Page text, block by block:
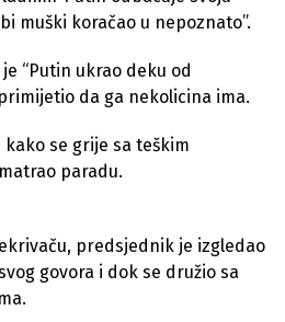
muški koračao u nepoznato”.
“Putin ukrao deku od
da ga nekolicina ima.
se grije sa teškim
paradu.
predsjednik je izgledao
govora i dok se družio sa